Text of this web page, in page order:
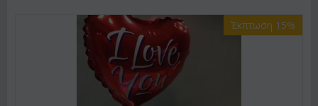
Έκπτωση 15%